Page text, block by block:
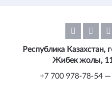
Республика Казахстан,
Жибек жолы,
+7 700 978-78-54